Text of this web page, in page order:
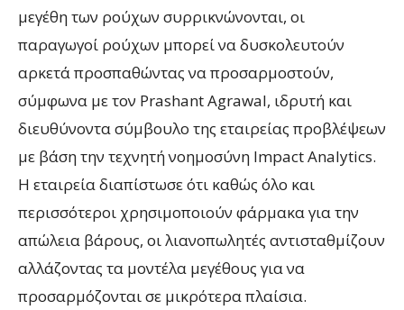
μεγέθη των ρούχων συρρικνώνονται, οι
παραγωγοί ρούχων μπορεί να δυσκολευτούν
αρκετά προσπαθώντας να προσαρμοστούν,
σύμφωνα με τον Prashant Agrawal, ιδρυτή και
διευθύνοντα σύμβουλο της εταιρείας προβλέψεων
με βάση την τεχνητή νοημοσύνη Impact Analytics.
Η εταιρεία διαπίστωσε ότι καθώς όλο και
περισσότεροι χρησιμοποιούν φάρμακα για την
απώλεια βάρους, οι λιανοπωλητές αντισταθμίζουν
αλλάζοντας τα μοντέλα μεγέθους για να
προσαρμόζονται σε μικρότερα πλαίσια.